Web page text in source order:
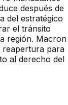
después de
del estratégico
el tránsito
región. Macron
reapertura para
al derecho del